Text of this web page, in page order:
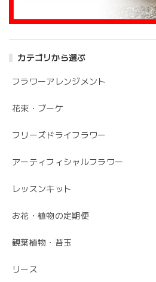
カテゴリから選ぶ
フラワーアレンジメント
花束・ブーケ
フリーズドライフラワー
アーティフィシャルフラワー
レッスンキット
お花・植物の定期便
観葉植物・苔玉
リース
アンティークブーケ
丁寧に梱包されていて、 配送の問
ます。 今後も利用したい信頼のお
うれしいお返事ありがとう
お花をお作りさせて頂きま
素敵なお花ありがとうございます